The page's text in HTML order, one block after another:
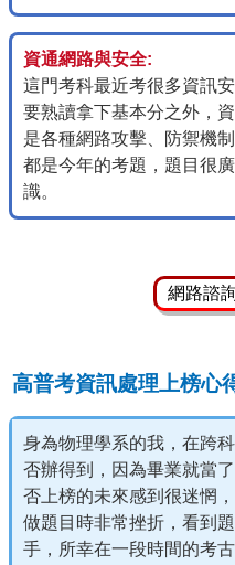
資通網路與安全:
這門考科最近考很多資訊
要熟讀拿下基本分之外，
是各種網路攻擊、防禦機
都是今年的考題，題目很
識。
網路諮
高普考資訊處理上榜心
身為物理學系的我，在跨
否辦得到，因為畢業就當
否上榜的未來感到很迷惘
做題目時非常挫折，看到
手，所幸在一段時間的考